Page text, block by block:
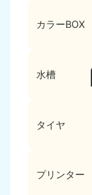
カラーBOX
水槽
タイヤ
プリンター